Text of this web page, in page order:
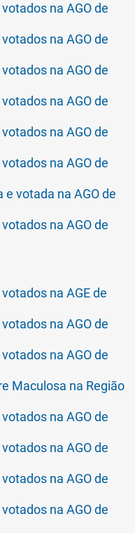
na AGO de
na AGO de
na AGO de
na AGO de
na AGO de
na AGO de
votada na AGO de
na AGO de
na AGE de
na AGO de
na AGO de
Maculosa na Região
na AGO de
na AGO de
na AGO de
na AGO de